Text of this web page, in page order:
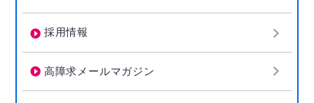
採用情報
高障求メールマガジン